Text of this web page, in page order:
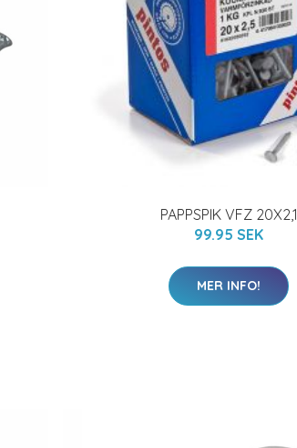
PAPPSPIK VFZ 20X2,1
99.95 SEK
MER INFO!